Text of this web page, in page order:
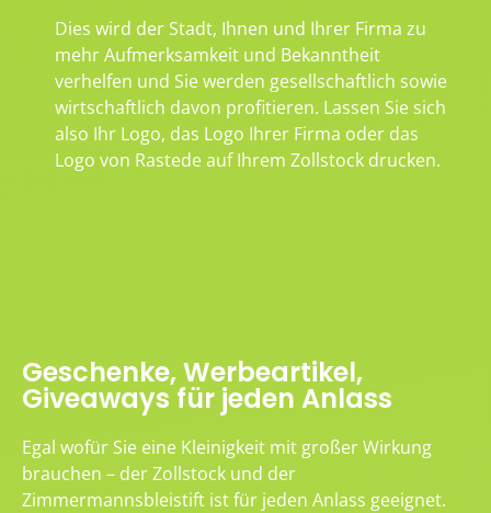
Dies wird der Stadt, Ihnen und Ihrer Firma zu
mehr Aufmerksamkeit und Bekanntheit
verhelfen und Sie werden gesellschaftlich sowie
wirtschaftlich davon profitieren. Lassen Sie sich
also Ihr Logo, das Logo Ihrer Firma oder das
Logo von Rastede auf Ihrem Zollstock drucken.
Geschenke, Werbeartikel,
Giveaways für jeden Anlass
Egal wofür Sie eine Kleinigkeit mit großer Wirkung
brauchen – der Zollstock und der
Zimmermannsbleistift ist für jeden Anlass geeignet.